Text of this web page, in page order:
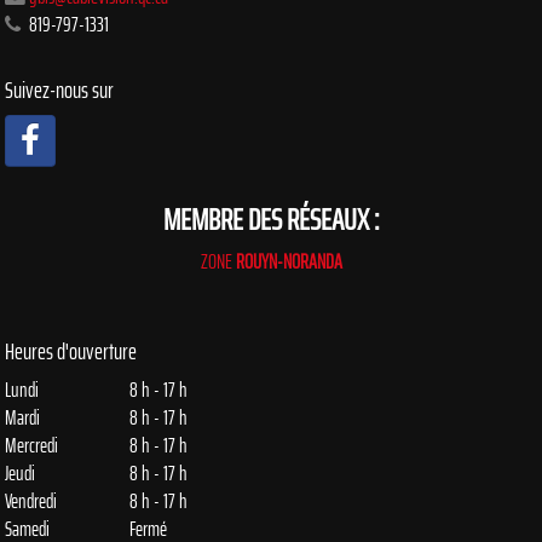
819-797-1331
Suivez-nous sur
MEMBRE DES RÉSEAUX :
ZONEROUYN-NORANDA
Heures d'ouverture
Lundi
8 h - 17 h
Mardi
8 h - 17 h
Mercredi
8 h - 17 h
Jeudi
8 h - 17 h
Vendredi
8 h - 17 h
Samedi
Fermé